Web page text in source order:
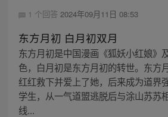
1 个回答 2024年09月11日 08:53
东方月初 白月初双月
东方月初是中国漫画《狐妖小红娘》
色，白月初是东方月初的转世。东方
红红救下并爱上了她，后来成为道界
学生，从一气道盟逃脱后与涂山苏苏
线...